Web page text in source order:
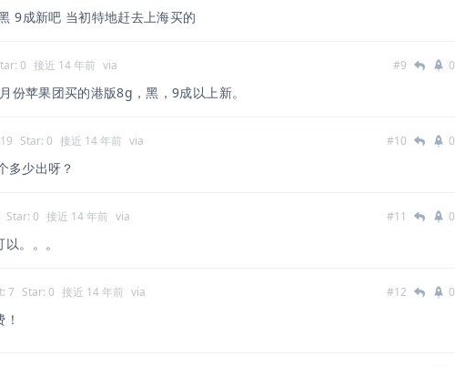
9成新吧 当初特地赶去上海买的
0 接近 14 年前 via #9 0
份苹果团买的港版8g，黑，9成以上新。
Star: 0 接近 14 年前 via #10 0
多少出呀？
Star: 0 接近 14 年前 via #11 0
。。。
7 Star: 0 接近 14 年前 via #12 0